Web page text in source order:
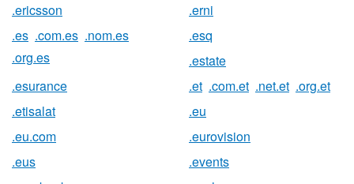
.ericsson
.erni
.es .com.es .nom.es
.org.es
.esq
.estate
.esurance
.et .com.et .net.et .org.et
.etisalat
.eu
.eu.com
.eurovision
.eus
.events